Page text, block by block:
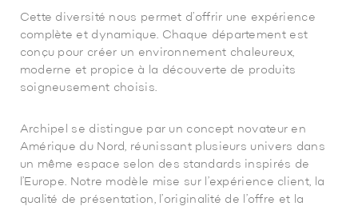
Cette diversité nous permet d’offrir une expérience
complète et dynamique. Chaque département est
conçu pour créer un environnement chaleureux,
moderne et propice à la découverte de produits
soigneusement choisis.
Archipel se distingue par un concept novateur en
Amérique du Nord, réunissant plusieurs univers dans
un même espace selon des standards inspirés de
l’Europe. Notre modèle mise sur l’expérience client, la
qualité de présentation, l’originalité de l’offre et la